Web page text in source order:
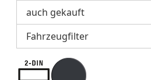
auch gekauft
Fahrzeugfilter